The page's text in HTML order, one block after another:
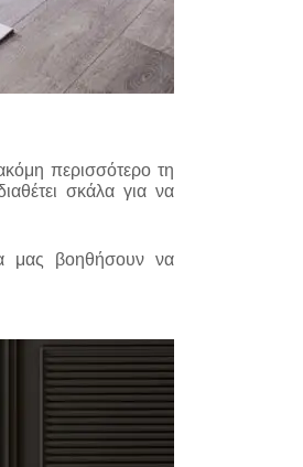
περισσότερο τη
σκάλα για να
μας βοηθήσουν να